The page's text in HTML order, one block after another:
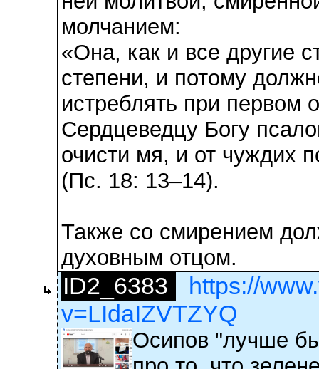
молчанием:
«Она, как и все другие
степени, и потому
истреблять при
Сердцеведцу Богу
очисти мя, и от чуждих
(Пс. 18: 13–14).
Также со смирением
духовным отцом.
ID2_6383
https://
v=LIdaIZVTZYQ
Осипов "лучше